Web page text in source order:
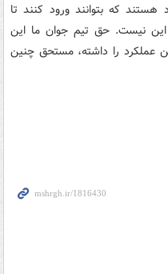
هستند که بتوانند ورود کنند تا
نیست. حق تیم جوان ما این
عملکرد را داشته، مستحق چنین